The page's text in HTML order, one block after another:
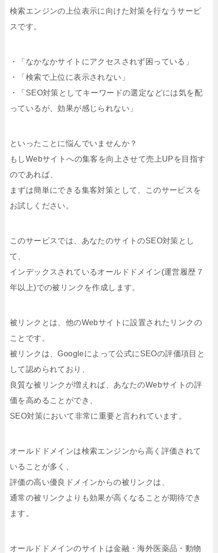
検索エンジンの上位表示に向けた対策を行なうサービ
スです。
・「なかなかサイトにアクセスされず困っている」
・「検索で上位に表示されない」
・「SEO対策としてキーワードの選定などには気を配
っているが、効果が感じられない」
といったことに悩んでいませんか？
もしWebサイトへの集客を向上させて売上UPを目指す
のであれば、
まずは簡単にできる集客対策として、このサービスを
お試しください。
このサービスでは、あなたのサイトのSEO対策とし
て、
インデックスされているオールドドメイン(運営履歴７
年以上)での被リンクを作成します。
被リンクとは、他のWebサイトに設置されたリンクの
ことです。
被リンクは、Googleによって公式にSEOの評価項目と
して認められており、
良質な被リンクが増えれば、あなたのWebサイトの評
価を高めることができ、
SEO対策において非常に重要と言われています。
オールドドメインは検索エンジンから高く評価されて
いることが多く、
評価の高い優良ドメインからの被リンクは、
通常の被リンクよりも効果が高くなることが期待でき
ます。
オールドドメインのサイトは金融・海外医薬品・動物